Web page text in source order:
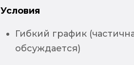
Условия
Гибкий график
обсуждается)